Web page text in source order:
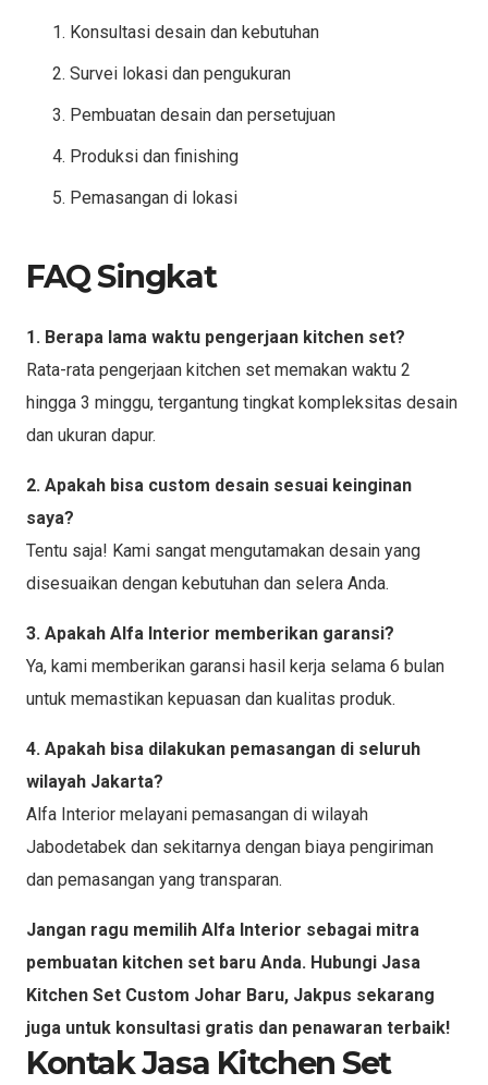
Konsultasi desain dan kebutuhan
Survei lokasi dan pengukuran
Pembuatan desain dan persetujuan
Produksi dan finishing
Pemasangan di lokasi
FAQ Singkat
1. Berapa lama waktu pengerjaan kitchen set?
Rata-rata pengerjaan kitchen set memakan waktu 2
hingga 3 minggu, tergantung tingkat kompleksitas desain
dan ukuran dapur.
2. Apakah bisa custom desain sesuai keinginan
saya?
Tentu saja! Kami sangat mengutamakan desain yang
disesuaikan dengan kebutuhan dan selera Anda.
3. Apakah Alfa Interior memberikan garansi?
Ya, kami memberikan garansi hasil kerja selama 6 bulan
untuk memastikan kepuasan dan kualitas produk.
4. Apakah bisa dilakukan pemasangan di seluruh
wilayah Jakarta?
Alfa Interior melayani pemasangan di wilayah
Jabodetabek dan sekitarnya dengan biaya pengiriman
dan pemasangan yang transparan.
Jangan ragu memilih Alfa Interior sebagai mitra
pembuatan kitchen set baru Anda. Hubungi Jasa
Kitchen Set Custom Johar Baru, Jakpus sekarang
juga untuk konsultasi gratis dan penawaran terbaik!
Kontak Jasa Kitchen Set